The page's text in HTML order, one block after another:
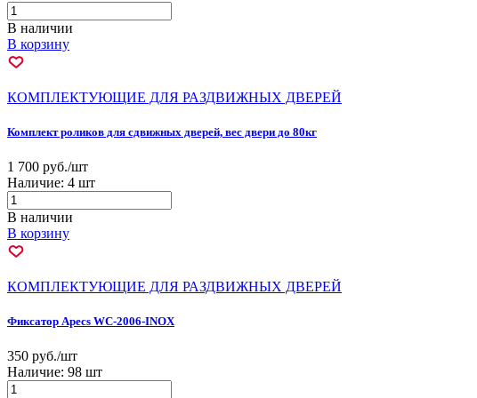
В наличии
В корзину
КОМПЛЕКТУЮЩИЕ ДЛЯ РАЗДВИЖНЫХ ДВЕРЕЙ
Комплект роликов для сдвижных дверей, вес двери до 80кг
1 700 руб./шт
Наличие: 4 шт
В наличии
В корзину
КОМПЛЕКТУЮЩИЕ ДЛЯ РАЗДВИЖНЫХ ДВЕРЕЙ
Фиксатор Apecs WC-2006-INOX
350 руб./шт
Наличие: 98 шт